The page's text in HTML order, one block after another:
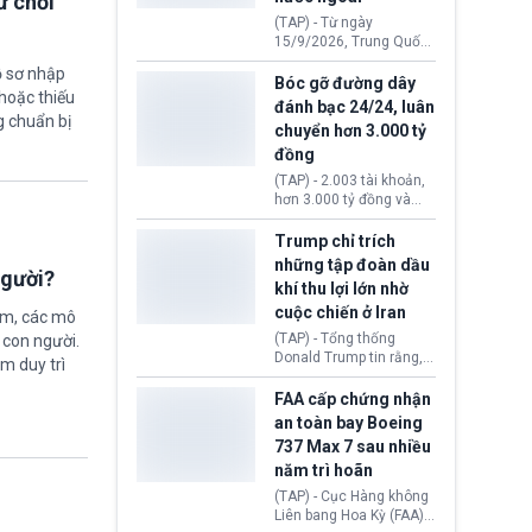
sơ nhập
thiếu
chuẩn bị
các mô
người.
duy trì
đến ổ dịch Salmonella
khiến ít nhất 110 người
mắc bệnh tại bang
Minnesota.
(TAP) - Từ ngày
15/9/2026, Trung Quốc
áp dụng quy định mới về
quản lý xuất nhập cảnh.
Một hành vi vi phạm giấy
tờ, xuất nhập cảnh trái
phép hay liên quan kiểm
soát công nghệ có thể
khiến công dân Trung
Quốc đối mặt lệnh cấm
xuất cảnh kéo dài tới 3
năm. Trong khi đó, người
nước ngoài sử dụng giấy
tờ giả có nguy cơ bị từ
chối nhập cảnh hoặc
cấm vào Trung Quốc tới
5 năm.
Bóc gỡ đường dây
đánh bạc 24/24, luân
chuyển hơn 3.000 tỷ
đồng
(TAP) - 2.003 tài khoản,
hơn 3.000 tỷ đồng và
một đường dây đánh
bạc xuyên quốc gia vận
hành 24/24 giờ vừa bị
Công an TP. Hải Phòng
(Việt Nam) bóc gỡ.
Trump chỉ trích
những tập đoàn dầu
khí thu lợi lớn nhờ
cuộc chiến ở Iran
(TAP) - Tổng thống
Donald Trump tin rằng, 2
tập đoàn dầu khí
ExxonMobil và Chevron
đã thu về lợi nhuận quá
lớn nhờ giá dầu tăng
mạnh suốt thời gian Hoa
Kỳ xảy ra xung đột ở
Iran. Trên cơ sở đó, lãnh
đạo Nhà Trắng kêu gọi
các doanh nghiệp cần
FAA cấp chứng nhận
an toàn bay Boeing
737 Max 7 sau nhiều
năm trì hoãn
(TAP) - Cục Hàng không
Liên bang Hoa Kỳ (FAA)